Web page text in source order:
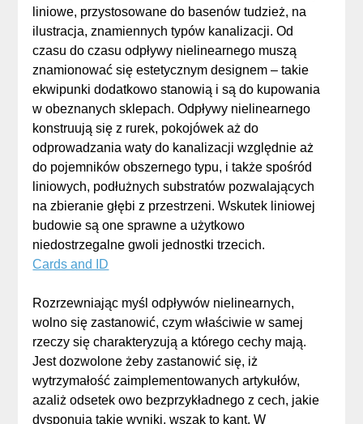
liniowe, przystosowane do basenów tudzież, na
ilustracja, znamiennych typów kanalizacji. Od
czasu do czasu odpływy nielinearnego muszą
znamionować się estetycznym designem – takie
ekwipunki dodatkowo stanowią i są do kupowania
w obeznanych sklepach. Odpływy nielinearnego
konstruują się z rurek, pokojówek aż do
odprowadzania waty do kanalizacji względnie aż
do pojemników obszernego typu, i także spośród
liniowych, podłużnych substratów pozwalających
na zbieranie głębi z przestrzeni. Wskutek liniowej
budowie są one sprawne a użytkowo
niedostrzegalne gwoli jednostki trzecich.
Cards and ID
Rozrzewniając myśl odpływów nielinearnych,
wolno się zastanowić, czym właściwie w samej
rzeczy się charakteryzują a którego cechy mają.
Jest dozwolone żeby zastanowić się, iż
wytrzymałość zaimplementowanych artykułów,
azaliż odsetek owo bezprzykładnego z cech, jakie
dysponują takie wyniki, wszak to kant. W